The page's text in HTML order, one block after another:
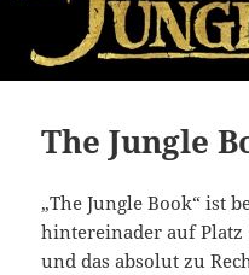
The Jungle
„The Jungle Book“ ist
hintereinader auf Platz
und das absolut zu